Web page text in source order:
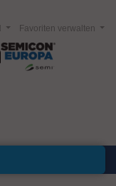
Favoriten verwalten